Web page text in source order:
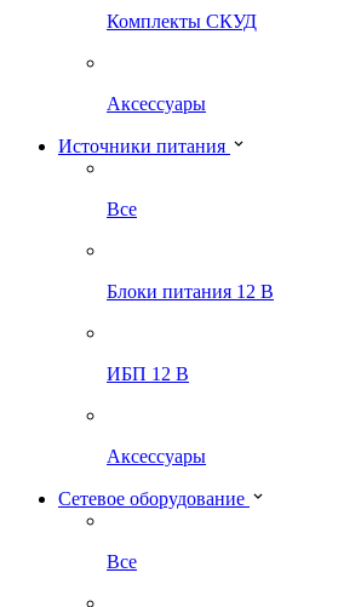
Комплекты СКУД
Аксессуары
Источники питания
Все
Блоки питания 12 В
ИБП 12 В
Аксессуары
Сетевое оборудование
Все